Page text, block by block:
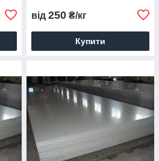
від 250 ₴/кг
Купити